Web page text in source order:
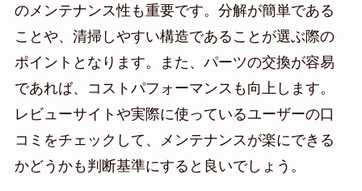
のメンテナンス性も重要です。分解が簡単である
ことや、清掃しやすい構造であることが選ぶ際の
ポイントとなります。また、パーツの交換が容易
であれば、コストパフォーマンスも向上します。
レビューサイトや実際に使っているユーザーの口
コミをチェックして、メンテナンスが楽にできる
かどうかも判断基準にすると良いでしょう。